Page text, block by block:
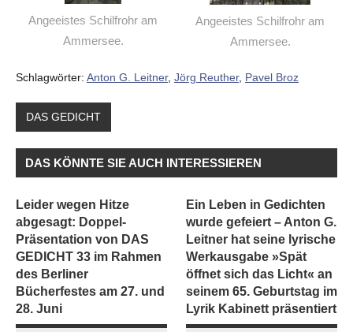
Angeeistes Schilfrohr am
Ammersee.
Angeeistes Schilfrohr am
Ammersee.
Schlagwörter: Anton G. Leitner, Jörg Reuther, Pavel Broz
DAS GEDICHT
DAS KÖNNTE SIE AUCH INTERESSIEREN
Leider wegen Hitze
abgesagt: Doppel-
Präsentation von DAS
GEDICHT 33 im Rahmen
des Berliner
Bücherfestes am 27. und
28. Juni
Ein Leben in Gedichten
wurde gefeiert – Anton G.
Leitner hat seine lyrische
Werkausgabe »Spät
öffnet sich das Licht« an
seinem 65. Geburtstag im
Lyrik Kabinett präsentiert